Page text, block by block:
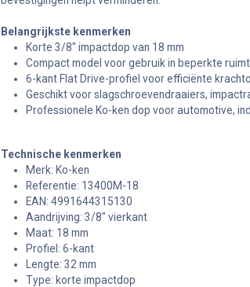
Belangrijkste kenmerken
Korte 3/8" impactdop van 18 mm
Compact model voor gebruik in beperkte
6-kant Flat Drive-profiel voor efficiënte
Geschikt voor slagschroevendraaiers,
Professionele Ko-ken dop voor automotive,
Technische kenmerken
Merk: Ko-ken
Referentie: 13400M-18
EAN: 4991644315130
Aandrijving: 3/8" vierkant
Maat: 18 mm
Profiel: 6-kant
Lengte: 32 mm
Type: korte impactdop